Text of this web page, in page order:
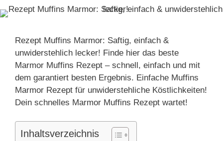
Rezept Muffins Marmor: Saftig, einfach &
unwiderstehlich lecker! Finde hier das beste
Marmor Muffins Rezept – schnell, einfach und mit
dem garantiert besten Ergebnis. Einfache Muffins
Marmor Rezept für unwiderstehliche Köstlichkeiten!
Dein schnelles Marmor Muffins Rezept wartet!
Inhaltsverzeichnis